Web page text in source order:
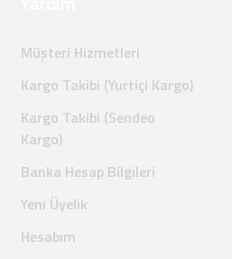
Müşteri Hizmetleri
Kargo Takibi (Yurtiçi Kargo)
Kargo Takibi (Sendeo
Kargo)
Banka Hesap Bilgileri
Yeni Üyelik
Hesabım